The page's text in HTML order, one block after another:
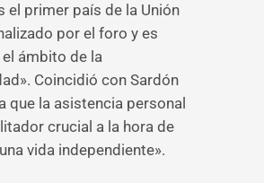
el primer país de la Unión
por el foro y es
ámbito de la
Coincidió con Sardón
que la asistencia personal
crucial a la hora de
vida independiente».